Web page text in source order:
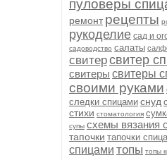
пуловеры
ремонт рецепты
рукоделие сад и
садоводство салаты
свитерсвитер
свитеры свитеры
своими руками
следки спицами снуд
стихи стоматология
супы схемы вязания
тапочки тапочки
спицами топы топы